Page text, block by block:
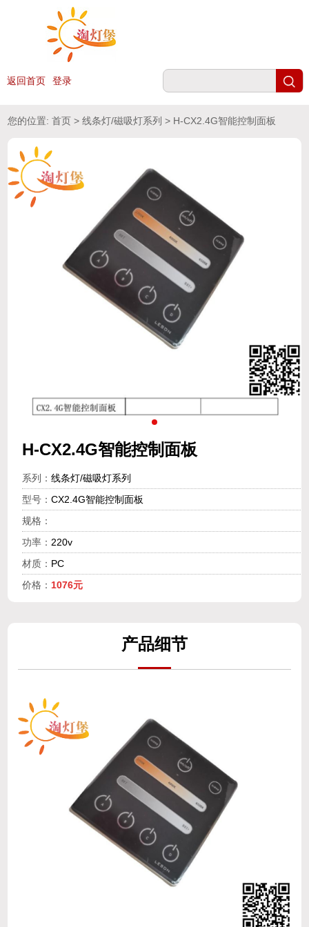
返回首页 登录
您的位置:首页 >线条灯/磁吸灯系列 > H-CX2.4G智能控制面板
H-CX2.4G智能控制面板
系列： 线条灯/磁吸灯系列
型号： CX2.4G智能控制面板
规格：
功率： 220v
材质： PC
价格： 1076元
产品细节